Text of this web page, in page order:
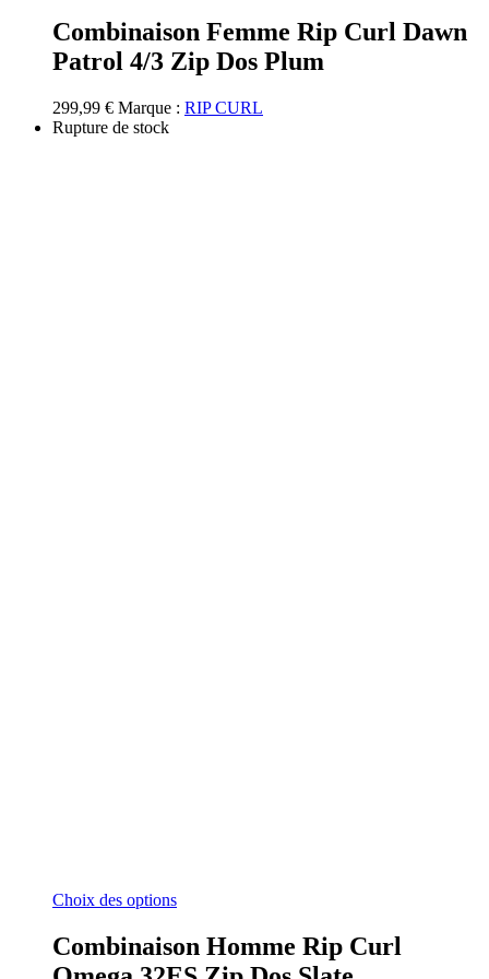
plusieurs
variations.
options
peuvent
Combinaison Femme Rip Curl Dawn
Patrol 4/3 Zip Dos Plum
299,99 € Marque : RIP CURL
Rupture de stock
Choix des optionsCe
plusieurs
Combinaison Homme Rip Curl